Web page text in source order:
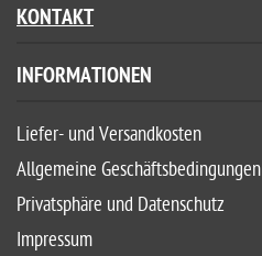
KONTAKT
INFORMATIONEN
Liefer- und Versandkosten
Allgemeine Geschäftsbedingungen
Privatsphäre und Datenschutz
Impressum